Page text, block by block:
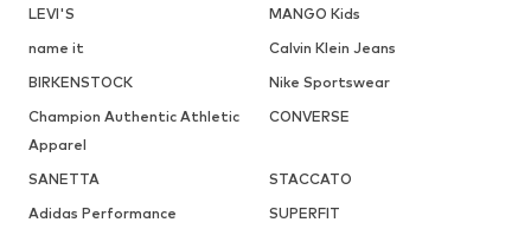
LEVI'S
MANGO Kids
name it
Calvin Klein Jeans
BIRKENSTOCK
Nike Sportswear
Champion Authentic Athletic
Apparel
CONVERSE
SANETTA
STACCATO
Adidas Performance
SUPERFIT